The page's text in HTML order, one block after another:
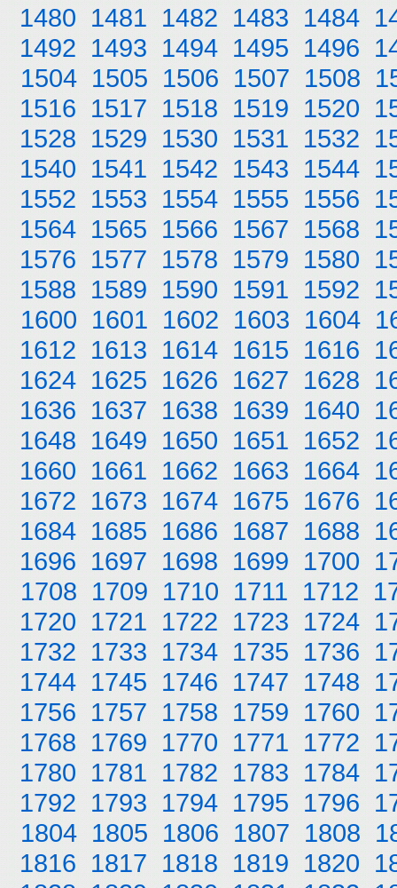
1480 1481 1482 1483 1484
1492 1493 1494 1495 1496
1504 1505 1506 1507 1508
1516 1517 1518 1519 1520
1528 1529 1530 1531 1532
1540 1541 1542 1543 1544
1552 1553 1554 1555 1556
1564 1565 1566 1567 1568
1576 1577 1578 1579 1580
1588 1589 1590 1591 1592
1600 1601 1602 1603 1604
1612 1613 1614 1615 1616
1624 1625 1626 1627 1628
1636 1637 1638 1639 1640
1648 1649 1650 1651 1652
1660 1661 1662 1663 1664
1672 1673 1674 1675 1676
1684 1685 1686 1687 1688
1696 1697 1698 1699 1700
1708 1709 1710 1711 1712
1720 1721 1722 1723 1724
1732 1733 1734 1735 1736
1744 1745 1746 1747 1748
1756 1757 1758 1759 1760
1768 1769 1770 1771 1772
1780 1781 1782 1783 1784
1792 1793 1794 1795 1796
1804 1805 1806 1807 1808
1816 1817 1818 1819 1820